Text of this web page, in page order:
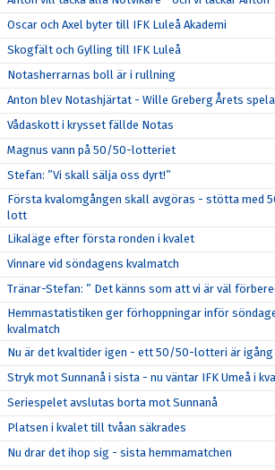
Oscar och Axel byter till IFK Luleå Akademi
Skogfält och Gylling till IFK Luleå
Notasherrarnas boll är i rullning
Anton blev Notashjärtat - Wille Greberg Årets
Vådaskott i krysset fällde Notas
Magnus vann på 50/50-lotteriet
Stefan: ”Vi skall sälja oss dyrt!”
Första kvalomgången skall avgöras - stötta med
lott
Likaläge efter första ronden i kvalet
Vinnare vid söndagens kvalmatch
Tränar-Stefan: ” Det känns som att vi är väl
Hemmastatistiken ger förhoppningar inför
kvalmatch
Nu är det kvaltider igen - ett 50/50-lotteri är igång
Stryk mot Sunnanå i sista - nu väntar IFK Umeå i
Seriespelet avslutas borta mot Sunnanå
Platsen i kvalet till tvåan säkrades
Nu drar det ihop sig - sista hemmamatchen